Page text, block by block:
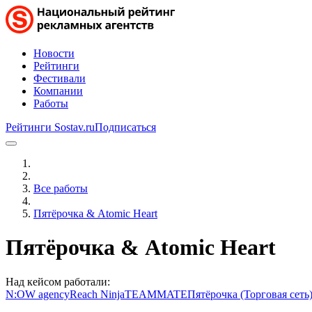
Новости
Рейтинги
Фестивали
Компании
Работы
Рейтинги Sostav.ruПодписаться
Все работы
Пятёрочка & Atomic Heart
Пятёрочка & Atomic Heart
Над кейсом работали:
N:OW agencyReach NinjaTEAMMATEПятёрочка (Торговая сеть)